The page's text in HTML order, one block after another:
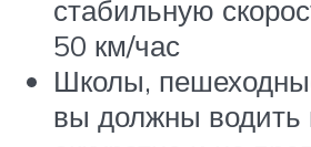
стабильную
50 км/час
Школы,
вы должны водить